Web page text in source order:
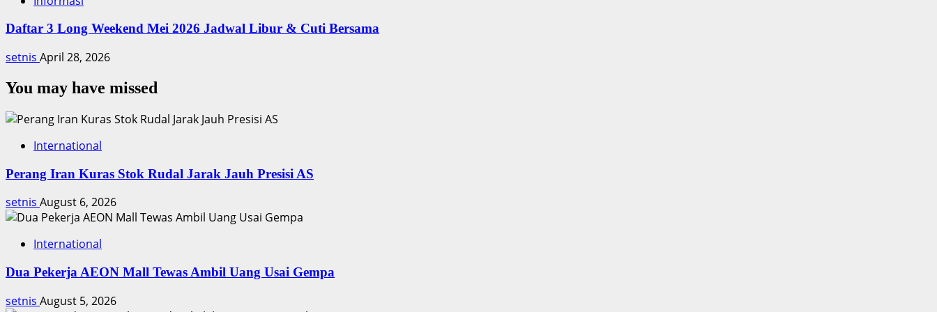
Daftar 3 Long Weekend Mei 2026 Jadwal Libur & Cuti Bersama
setnis April 28, 2026
You may have missed
International
Perang Iran Kuras Stok Rudal Jarak Jauh Presisi AS
setnis August 6, 2026
International
Dua Pekerja AEON Mall Tewas Ambil Uang Usai Gempa
setnis August 5, 2026